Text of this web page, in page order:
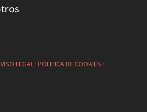
LEGAL · POLITICA DE COOKIES ·